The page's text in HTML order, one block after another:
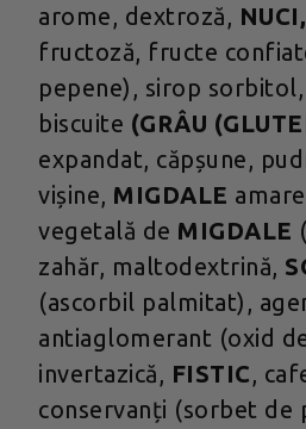
arome, dextroză, NUCI,
fructoză, fructe
pepene), sirop
biscuite (GRÂU
expandat, căpșune,
vișine, MIGDALE
vegetală de MIGDALE (
zahăr, maltodextrină,
(ascorbil palmitat),
antiaglomerant (oxid
invertazică, FISTIC,
conservanți (sorbet de